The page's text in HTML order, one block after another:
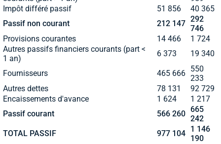
Impôt différé passif
51 856
40 365
Passif non courant
212 147 292
746
Provisions courantes
14 466
1 724
Autres passifs financiers courants (part <
1 an)
6 373 19 340
Fournisseurs 465 666 550
233
Autres dettes
78 131
92 729
Encaissements d'avance
1 624
1 217
Passif courant
566 260 665
242
TOTAL PASSIF
977 104 1 146
190